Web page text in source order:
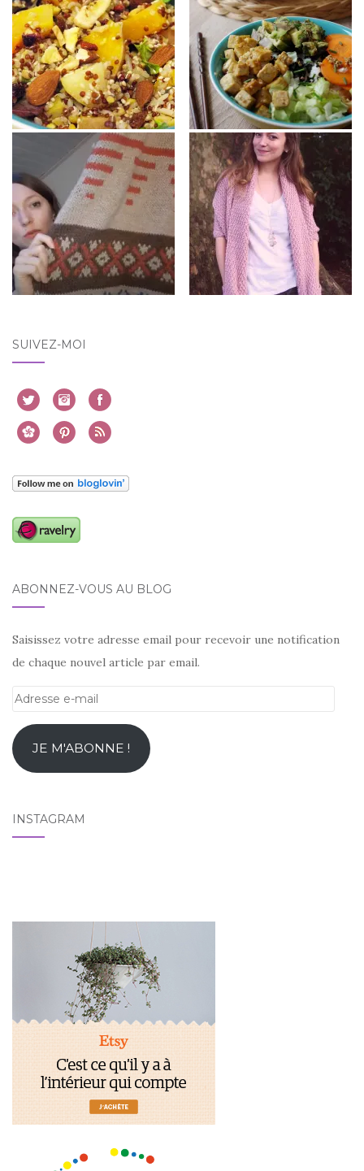
SUIVEZ-MOI
ABONNEZ-VOUS AU BLOG
Saisissez votre adresse email pour recevoir une notification
de chaque nouvel article par email.
Adresse
mailJE M'ABONNE !
INSTAGRAM